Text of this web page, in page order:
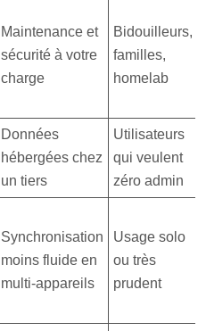
Maintenance et
sécurité à votre
charge
Bidouilleurs,
familles,
homelab
Données
hébergées chez
un tiers
Utilisateurs
qui veulent
zéro admin
Synchronisation
moins fluide en
multi-appareils
Usage solo
ou très
prudent